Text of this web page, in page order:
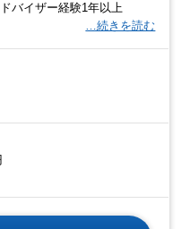
バイザー経験1年以上
…続きを読む